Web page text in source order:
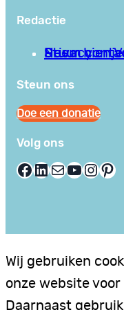
Redactie
Privacy en
Stuur hier
Neem
Steun ons
Doe een donatie
Volg ons
Facebook LinkedIn E-mail YouTube InstagramPinterest
Wij gebruiken
onze website
Daarnaast